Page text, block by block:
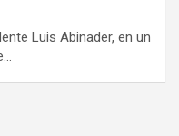
Luis Abinader, en un